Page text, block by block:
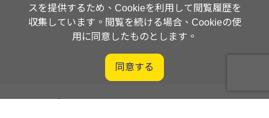
スを提供するため、Cookieを利用して閲覧履歴を
収集しています。閲覧を続ける場合、Cookieの使
用に同意したものとします。
同意する